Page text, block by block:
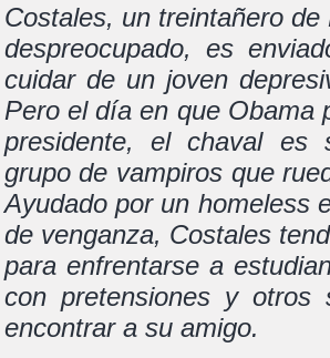
Costales, un treintañero
despreocupado, es
cuidar de un joven
Pero el día en que Obama
presidente, el chaval es
grupo de vampiros que
Ayudado por un homeless
de venganza, Costales
para enfrentarse a
con pretensiones y otros
encontrar a su amigo.